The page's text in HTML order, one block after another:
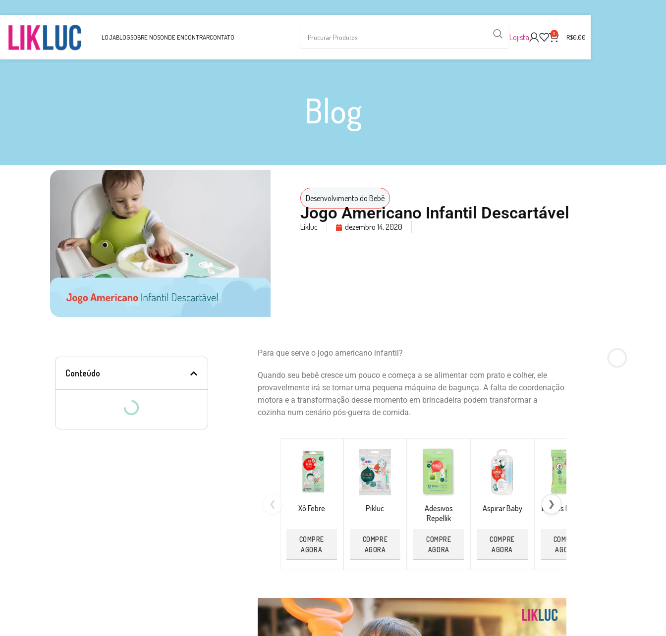
LOJABLOGSOBRE NÓSONDE ENCONTRARCONTATO Lojista 0 R$0,00
Blog
Desenvolvimento do Bebê
Jogo Americano Infantil Descartável
Likluc dezembro 14, 2020
Conteúdo
Para que serve o jogo americano infantil?
Quando seu bebê cresce um pouco e começa a se alimentar com prato e colher, ele
provavelmente irá se tornar uma pequena máquina de bagunça. A falta de coordenação
motora e a transformação desse momento em brincadeira podem transformar a
cozinha num cenário pós-guerra de comida.
❮ Xô Febre
COMPRE
AGORA
Pikluc
COMPRE
AGORA
Adesivos
Repellik
COMPRE
AGORA
Aspirar Baby
COMPRE
AGORA
Lenços Repellik
COMPRE
AGORA
❯